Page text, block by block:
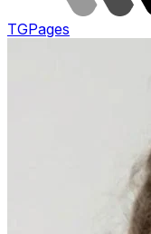
TGPages